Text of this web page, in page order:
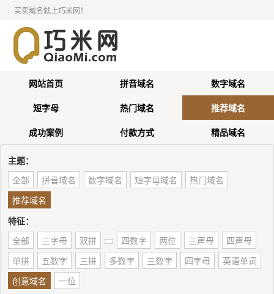
买卖域名就上巧米网！
网站首页 拼音域名
数字域名
短字母
热门域名
推荐域名
成功案例
付款方式 精品域名
主题：
全部
拼音域名 数字域名 短字母域名
热门域名
推荐域名
特征：
全部
三字母 双拼 四数字 两位 三声母
四声母
单拼
五数字 三拼 多数字 三数字 四字母
英语单词
创意域名
一位